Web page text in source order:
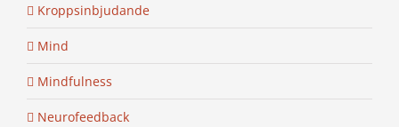
Kroppsinbjudande
Mind
Mindfulness
Neurofeedback